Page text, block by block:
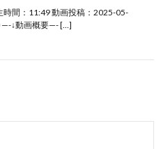
時間：11:49 動画投稿：2025-05-
—-↓動画概要—- […]